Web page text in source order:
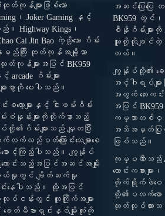
န်များဖြစ်သော
၊ Joker Gaming နှင့်
ည်။ Highway Kings၊
Cai Jin Bao ကဲ့သို့သော ဂိမ်း
ာမည်ကြီး ထုတ်ကုန်အချို့သာ
န်များအပြင် BK959
ဂိမ်းများ
းစွာကို ပေးပါသည်။
ာ့များနှင့် ငါးဖမ်းဂိမ်း
းစံနှုန်းများကိုလိုက်နာသည့်
၏ဂိမ်းများသည် မျှတပြီး
က်လည်ပတ်ကြောင်းသေချာစေ
ာင့်ကြည့်ပါသည်။ ကျွန်ုပ်
ကောင်းသည့်အပြင်အဆင်အမျိုး
ေးချယ်မှုတွင် ချိတ်ဆက်မှု
နေပါသည်။ ထို့အပြင်
ပ်ငန်းတွင် လူကြိုက်အများ
ေတ်မီဗားရှင်းနှစ်မျိုးလုံးကို
အဆင်ပြေပြေ
BK959 တွင်၊
စီနိုဂိမ်းများ
သူတို့လိုချင်တဲ့အ
တယ်။
ကျွန်ုပ်တို့၏ ခ
အင်္ဂါရပ်မျာ
အတွက် ဘေးကင်
အပြင်
ကမ္ဘာတစ်ဝှမ်း
အသိအမှတ်ပြုထ
ဖြစ်သည်။
ကုမ္ပဏီသည် ကျ
လောင်းကစားမ
တိုက်ရိုက်ဖဲဝေသ
တို့၏ပလက်ဖောင်း
ထုတ်လုပ်ထားသ